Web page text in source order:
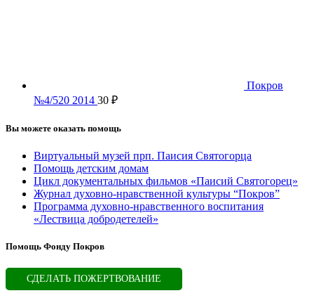
Покров
№4/520 2014 30 ₽
Вы можете оказать помощь
Виртуальный музей прп. Паисия Святогорца
Помощь детским домам
Цикл документальных фильмов «Паисий Святогорец»
Журнал духовно-нравственной культуры “Покров”
Программа духовно-нравственного воспитания
«Лествица добродетелей»
Помощь Фонду Покров
СДЕЛАТЬ ПОЖЕРТВОВАНИЕ